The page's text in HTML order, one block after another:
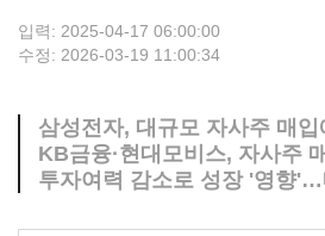
입력: 2025-04-17 06:00:00
수정: 2026-03-19 11:00:34
삼성전자, 대규모 자사주 매
KB금융·현대모비스, 자사주
투자여력 감소로 성장 '영향